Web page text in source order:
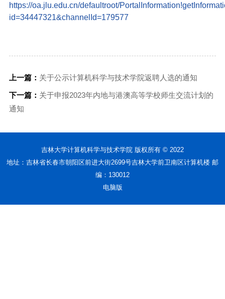
https://oa.jlu.edu.cn/defaultroot/
id=34447321&channelId=179577
上一篇： 关于公示计算机科学与技术学院返聘人选的通知
下一篇： 关于申报2023年内地与港澳高等学校师生交流计划的
通知
吉林大学计算机科学与技术学院 版权所有 © 2022
地址：吉林省长春市朝阳区前进大街2699号吉林大学前卫南区计算机楼 邮
编：130012
电脑版